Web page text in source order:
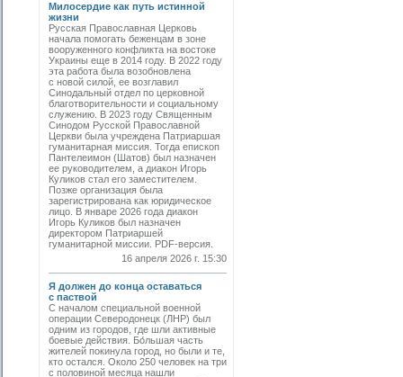
Милосердие как путь истинной
жизни
Русская Православная Церковь
начала помогать беженцам в зоне
вооруженного конфликта на востоке
Украины еще в 2014 году. В 2022 году
эта работа была возобновлена
с новой силой, ее возглавил
Синодальный отдел по церковной
благотворительности и социальному
служению. В 2023 году Священным
Синодом Русской Православной
Церкви была учреждена Патриаршая
гуманитарная миссия. Тогда епископ
Пантелеимон (Шатов) был назначен
ее руководителем, а диакон Игорь
Куликов стал его заместителем.
Позже организация была
зарегистрирована как юридическое
лицо. В январе 2026 года диакон
Игорь Куликов был назначен
директором Патриаршей
гуманитарной миссии. PDF-версия.
16 апреля 2026 г. 15:30
Я должен до конца оставаться
с паствой
С началом специальной военной
операции Северодонецк (ЛНР) был
одним из городов, где шли активные
боевые действия. Бо́льшая часть
жителей покинула город, но были и те,
кто остался. Около 250 человек на три
с половиной месяца нашли